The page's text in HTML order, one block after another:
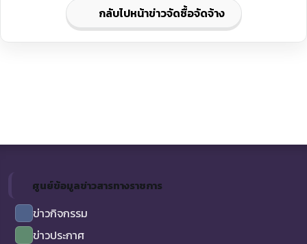
กลับไปหน้าข่าวจัดซื้อจัดจ้าง
ศูนย์ข้อมูลข่าวสารทางราชการ
ข่าวกิจกรรม
ข่าวประกาศ